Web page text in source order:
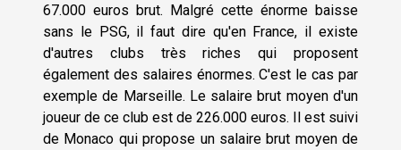
67.000 euros brut. Malgré cette énorme baisse
sans le PSG, il faut dire qu'en France, il existe
d'autres clubs très riches qui proposent
également des salaires énormes. C'est le cas par
exemple de Marseille. Le salaire brut moyen d'un
joueur de ce club est de 226.000 euros. Il est suivi
de Monaco qui propose un salaire brut moyen de